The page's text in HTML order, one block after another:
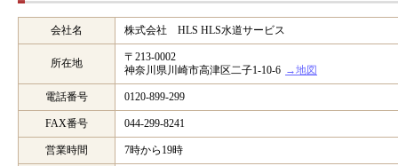
会社名 株式会社 HLS HLS水道サービス
所在地
〒213-0002
神奈川県川崎市高津区二子1-10-6 →地図
電話番号 0120-899-299
FAX番号 044-299-8241
営業時間 7時から19時